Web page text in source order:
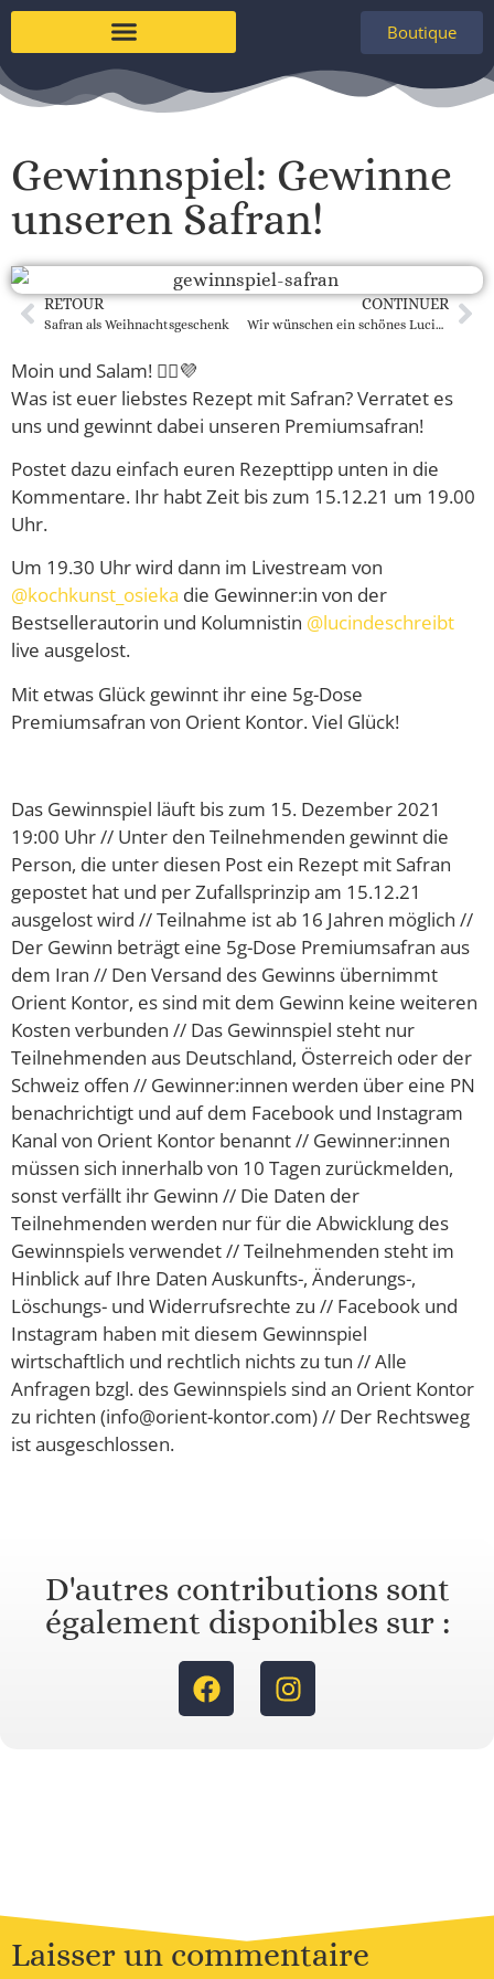
Boutique
Gewinnspiel: Gewinne
unseren Safran!
RETOUR
Safran als Weihnachtsgeschenk
CONTINUER
Wir wünschen ein schönes Lucia-Fest!
Moin und Salam! 🙋‍♀️💜
Was ist euer liebstes Rezept mit Safran? Verratet es
uns und gewinnt dabei unseren Premiumsafran!
Postet dazu einfach euren Rezepttipp unten in die
Kommentare. Ihr habt Zeit bis zum 15.12.21 um 19.00
Uhr.
Um 19.30 Uhr wird dann im Livestream von
@kochkunst_osieka die Gewinner:in von der
Bestsellerautorin und Kolumnistin @lucindeschreibt
live ausgelost.
Mit etwas Glück gewinnt ihr eine 5g-Dose
Premiumsafran von Orient Kontor. Viel Glück!
Das Gewinnspiel läuft bis zum 15. Dezember 2021
19:00 Uhr // Unter den Teilnehmenden gewinnt die
Person, die unter diesen Post ein Rezept mit Safran
gepostet hat und per Zufallsprinzip am 15.12.21
ausgelost wird // Teilnahme ist ab 16 Jahren möglich //
Der Gewinn beträgt eine 5g-Dose Premiumsafran aus
dem Iran // Den Versand des Gewinns übernimmt
Orient Kontor, es sind mit dem Gewinn keine weiteren
Kosten verbunden // Das Gewinnspiel steht nur
Teilnehmenden aus Deutschland, Österreich oder der
Schweiz offen // Gewinner:innen werden über eine PN
benachrichtigt und auf dem Facebook und Instagram
Kanal von Orient Kontor benannt // Gewinner:innen
müssen sich innerhalb von 10 Tagen zurückmelden,
sonst verfällt ihr Gewinn // Die Daten der
Teilnehmenden werden nur für die Abwicklung des
Gewinnspiels verwendet // Teilnehmenden steht im
Hinblick auf Ihre Daten Auskunfts-, Änderungs-,
Löschungs- und Widerrufsrechte zu // Facebook und
Instagram haben mit diesem Gewinnspiel
wirtschaftlich und rechtlich nichts zu tun // Alle
Anfragen bzgl. des Gewinnspiels sind an Orient Kontor
zu richten (info@orient-kontor.com) // Der Rechtsweg
ist ausgeschlossen.
D'autres contributions sont
également disponibles sur :
Laisser un commentaire